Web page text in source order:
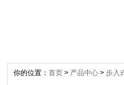
你的位置： 首页 > 产品中心 > 步入